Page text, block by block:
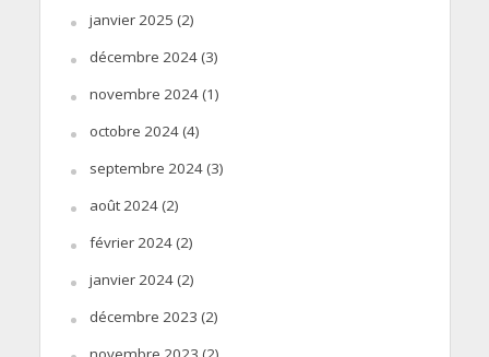
janvier 2025 (2)
décembre 2024(3)
novembre 2024(1)
octobre 2024(4)
septembre 2024(3)
août 2024(2)
février 2024(2)
janvier 2024(2)
décembre 2023 (2)